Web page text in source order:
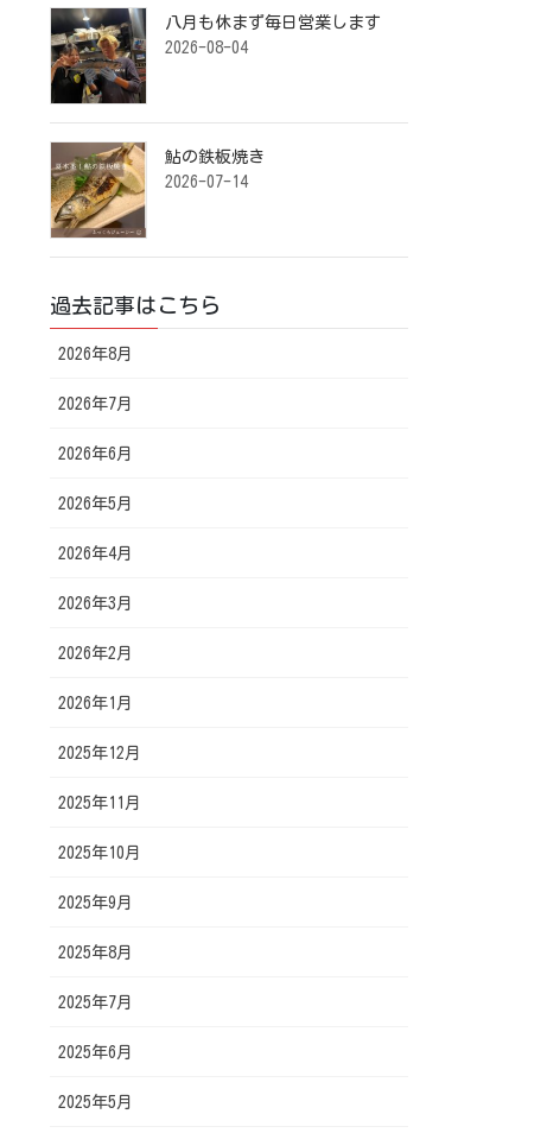
八月も休まず毎日営業します️ ⁡
2026-08-04
鮎の鉄板焼き ⁡
2026-07-14
過去記事はこちら
2026年8月
2026年7月
2026年6月
2026年5月
2026年4月
2026年3月
2026年2月
2026年1月
2025年12月
2025年11月
2025年10月
2025年9月
2025年8月
2025年7月
2025年6月
2025年5月